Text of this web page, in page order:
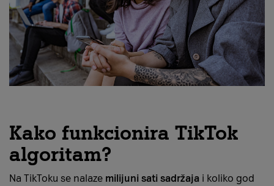
Kako funkcionira TikTok
algoritam?
Na TikToku se nalaze milijuni sati sadržaja i koliko god